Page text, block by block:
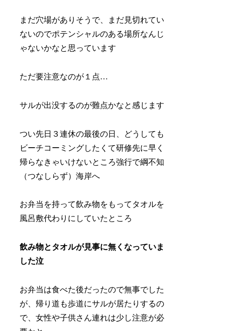
まだ穴場がありそうで、まだ見切れてい
ないのでポテンシャルのある場所なんじ
ゃないかなと思っています
ただ要注意なのが１点…
サルが出没するのが難点かなと感じます
つい先日３連休の最後の日、どうしても
ビーチコーミングしたくて研修先に早く
帰らなきゃいけないところ強行で綱不知
（つなしらず）海岸へ
お弁当を持って飲み物をもってタオルを
風呂敷代わりにしていたところ
飲み物とタオルが見事に無くなっていま
した泣
お弁当は食べた後だったので無事でした
が、帰り道も歩道にサルが居たりするの
で、女性や子供さん連れは少し注意が必